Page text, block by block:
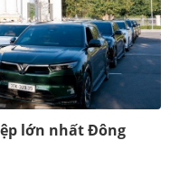
lớn nhất Đông